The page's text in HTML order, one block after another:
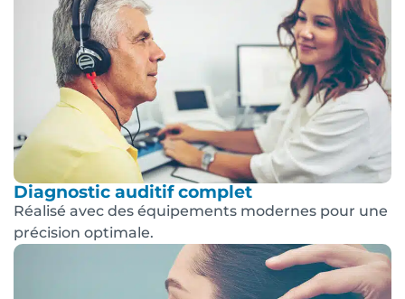
Diagnostic auditif complet
Réalisé avec des équipements modernes pour une
précision optimale.